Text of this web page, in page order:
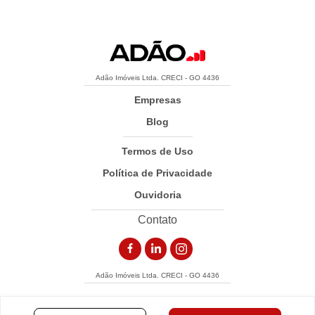
Adão Imóveis Ltda. CRECI - GO 4436
Empresas
Blog
Termos de Uso
Política de Privacidade
Ouvidoria
Contato
Adão Imóveis Ltda. CRECI - GO 4436